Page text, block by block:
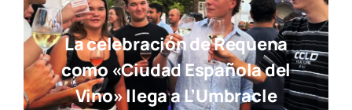
La celebración de Requena
como «Ciudad Española del
Vino» llega a L’Umbracle